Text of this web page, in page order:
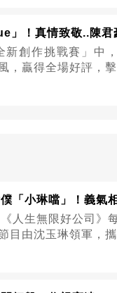
」！真情致敬..陳君
新創作挑戰賽」中
，贏得全場好評，
「小琳噹」！義氣
人生無限好公司》
目由沈玉琳領軍，